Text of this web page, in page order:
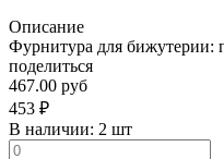
Описание
Фурнитура для бижутерии:
поделиться
467.00 руб
453 ₽
В наличии: 2 шт